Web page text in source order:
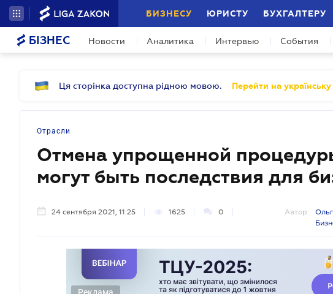
БИЗНЕСУ ЮРИСТУ БУХГАЛТЕРУ
БІЗНЕС Новости Аналитика Интервью События
Ця сторінка доступна рідною мовою. Перейти на українську
Отрасли
Отмена упрощенной
могут быть последствия для
24 сентября 2021, 11:25 1625 0 Автор: